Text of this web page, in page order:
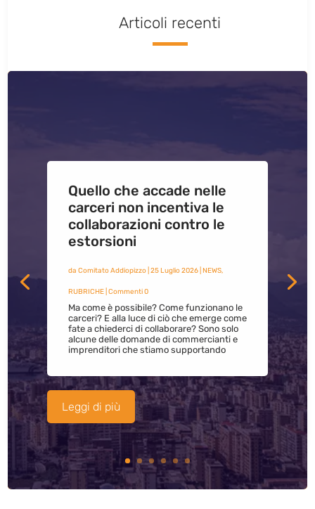
Articoli recenti
Quello che accade nelle
carceri non incentiva le
collaborazioni contro le
estorsioni
da Comitato Addiopizzo| 25 Luglio 2026| NEWS,
RUBRICHE| Commenti 0
Ma come è possibile? Come funzionano le
carceri? E alla luce di ciò che emerge come
fate a chiederci di collaborare? Sono solo
alcune delle domande di commercianti e
imprenditori che stiamo supportando
Leggi di più